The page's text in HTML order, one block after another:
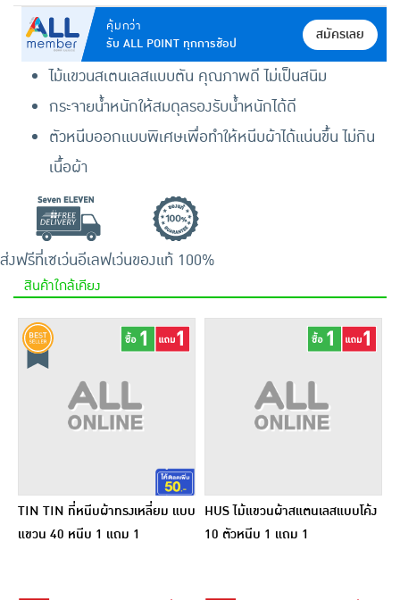
คุ้มกว่า
รับ ALL POINT ทุกการช้อป
สมัครเลย
ไม้แขวนสเตนเลสแบบตัน คุณภาพดี ไม่เป็นสนิม
กระจายน้ำหนักให้สมดุลรองรับน้ำหนักได้ดี
ตัวหนีบออกแบบพิเศษเพื่อทำให้หนีบผ้าได้แน่นขึ้น ไม่กิน
เนื้อผ้า
ส่งฟรีที่เซเว่นอีเลฟเว่นของแท้ 100%
สินค้าใกล้เคียง
TIN TIN ที่หนีบผ้าทรงเหลี่ยม แบบ
แขวน 40 หนีบ 1 แถม 1
HUS ไม้แขวนผ้าสแตนเลสแบบโค้ง
10 ตัวหนีบ 1 แถม 1